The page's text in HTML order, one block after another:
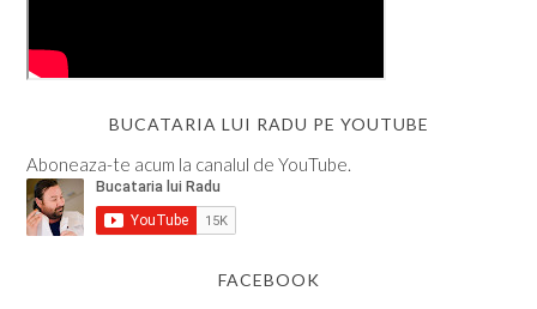
BUCATARIA LUI RADU PE YOUTUBE
Aboneaza-te acum la canalul de YouTube.
FACEBOOK